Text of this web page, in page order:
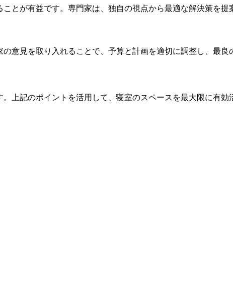
とが有益です。専門家は、独自の視点から最適な解決策を提
意見を取り入れることで、予算と計画を適切に調整し、最良
上記のポイントを活用して、寝室のスペースを最大限に有効